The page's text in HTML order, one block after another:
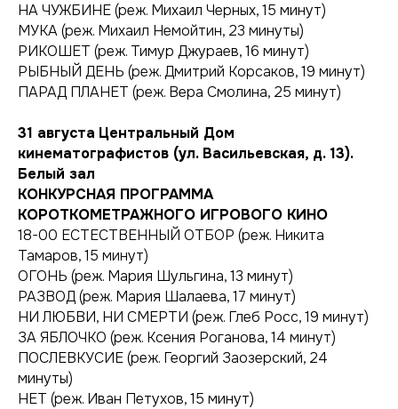
НА ЧУЖБИНЕ (реж. Михаил Черных, 15 минут)
МУКА (реж. Михаил Немойтин, 23 минуты)
РИКОШЕТ (реж. Тимур Джураев, 16 минут)
РЫБНЫЙ ДЕНЬ (реж. Дмитрий Корсаков, 19 минут)
ПАРАД ПЛАНЕТ (реж. Вера Смолина, 25 минут)
31 августа Центральный Дом
кинематографистов (ул. Васильевская, д. 13).
Белый зал
КОНКУРСНАЯ ПРОГРАММА
КОРОТКОМЕТРАЖНОГО ИГРОВОГО КИНО
18-00 ЕСТЕСТВЕННЫЙ ОТБОР (реж. Никита
Тамаров, 15 минут)
ОГОНЬ (реж. Мария Шульгина, 13 минут)
РАЗВОД (реж. Мария Шалаева, 17 минут)
НИ ЛЮБВИ, НИ СМЕРТИ (реж. Глеб Росс, 19 минут)
ЗА ЯБЛОЧКО (реж. Ксения Роганова, 14 минут)
ПОСЛЕВКУСИЕ (реж. Георгий Заозерский, 24
минуты)
НЕТ (реж. Иван Петухов, 15 минут)